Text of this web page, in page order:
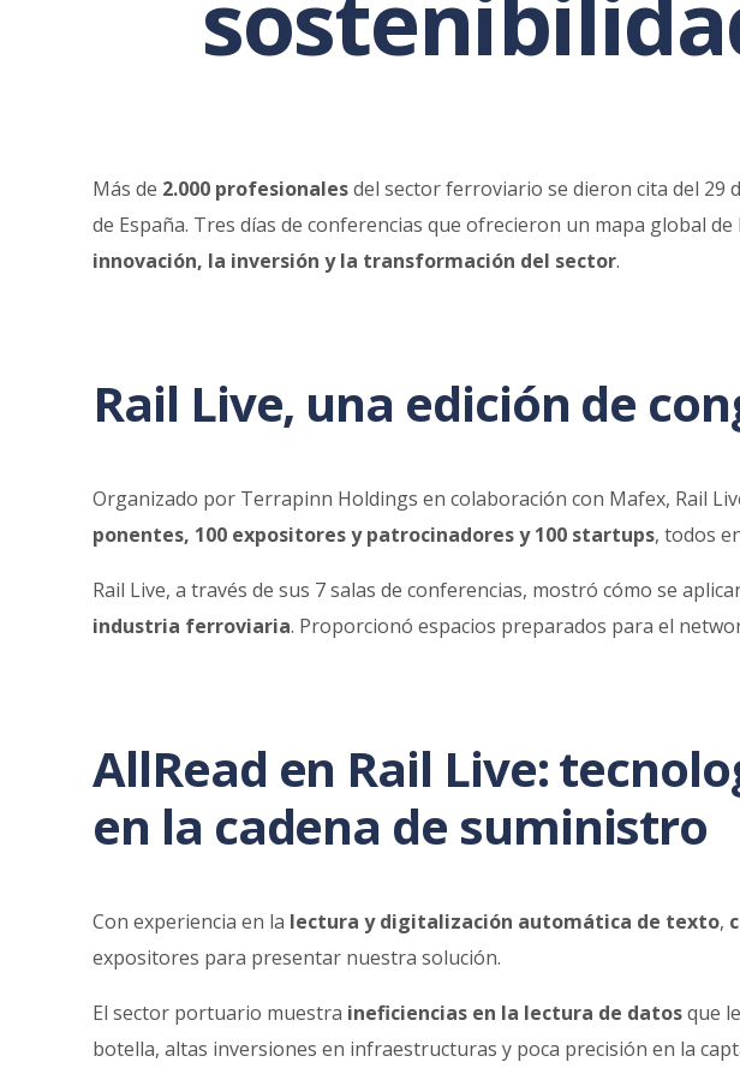
Más de 2.000 profesionalesdel sector ferroviario se dieron cita del 29
de España. Tres días de conferencias que ofrecieron un mapa global
innovación, la inversión y la transformación del sector.
Rail Live, una edición de
Organizado por Terrapinn Holdings en colaboración con Mafex, Rail
ponentes, 100 expositores y patrocinadores y 100 startups, todos
Rail Live, a través de sus 7 salas de conferencias, mostró cómo se
industria ferroviaria. Proporcionó espacios preparados para el
AllRead en Rail Live:
en la cadena de suministro
Con experiencia en la lectura y digitalización automática de texto,
expositores para presentar nuestra solución.
El sector portuario muestra ineficiencias en la lectura de datosque
botella, altas inversiones en infraestructuras y poca precisión en la